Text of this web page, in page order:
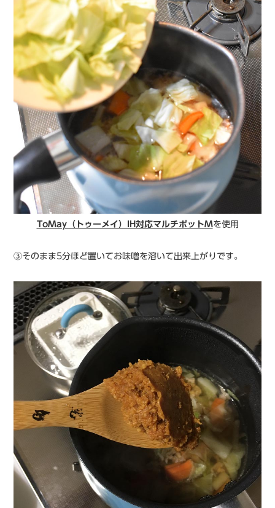
ToMay（トゥーメイ）IH対応マルチポットMを使用
③そのまま5分ほど置いてお味噌を溶いて出来上がりです。